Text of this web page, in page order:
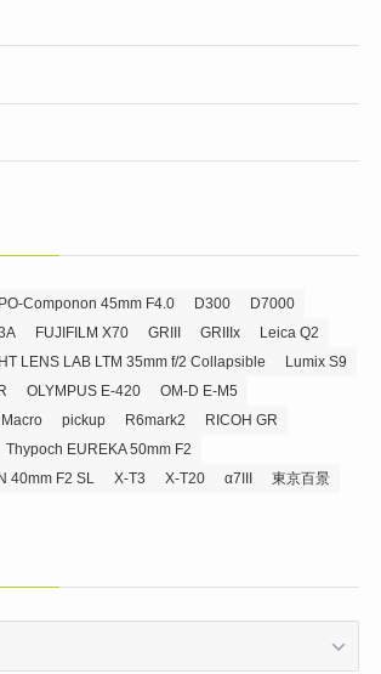
Componon 45mm F4.0 D300
D7000
FUJIFILM X70 GRIII GRIIIx
Leica Q2
LENS LAB LTM 35mm f/2 Collapsible
Lumix S9
OLYMPUS E-420
OM-D E-M5
pickup R6mark2
RICOH GR
Thypoch EUREKA 50mm F2
40mm F2 SL
X-T3 X-T20 α7III 東京百景